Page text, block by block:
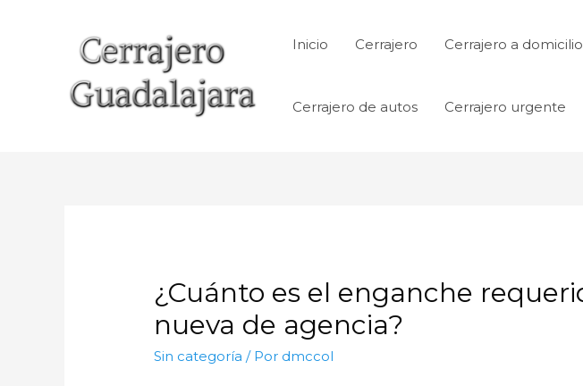
Inicio Cerrajero Cerrajero a domicilio
Cerrajero de autos Cerrajero urgente
¿Cuánto es el enganche
nueva de agencia?
Sin categoría / Por dmccol